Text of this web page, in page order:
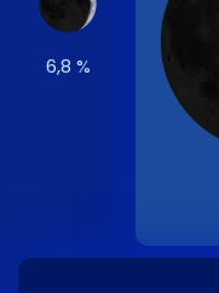
6,8 %